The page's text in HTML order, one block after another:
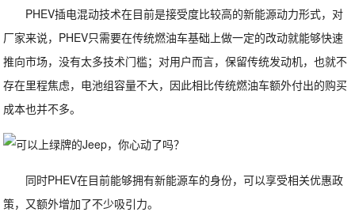
PHEV插电混动技术在目前是接受度比较高的新能源动力形式，对
厂家来说，PHEV只需要在传统燃油车基础上做一定的改动就能够快速
推向市场，没有太多技术门槛；对用户而言，保留传统发动机，也就不
存在里程焦虑，电池组容量不大，因此相比传统燃油车额外付出的购买
成本也并不多。
同时PHEV在目前能够拥有新能源车的身份，可以享受相关优惠政
策，又额外增加了不少吸引力。